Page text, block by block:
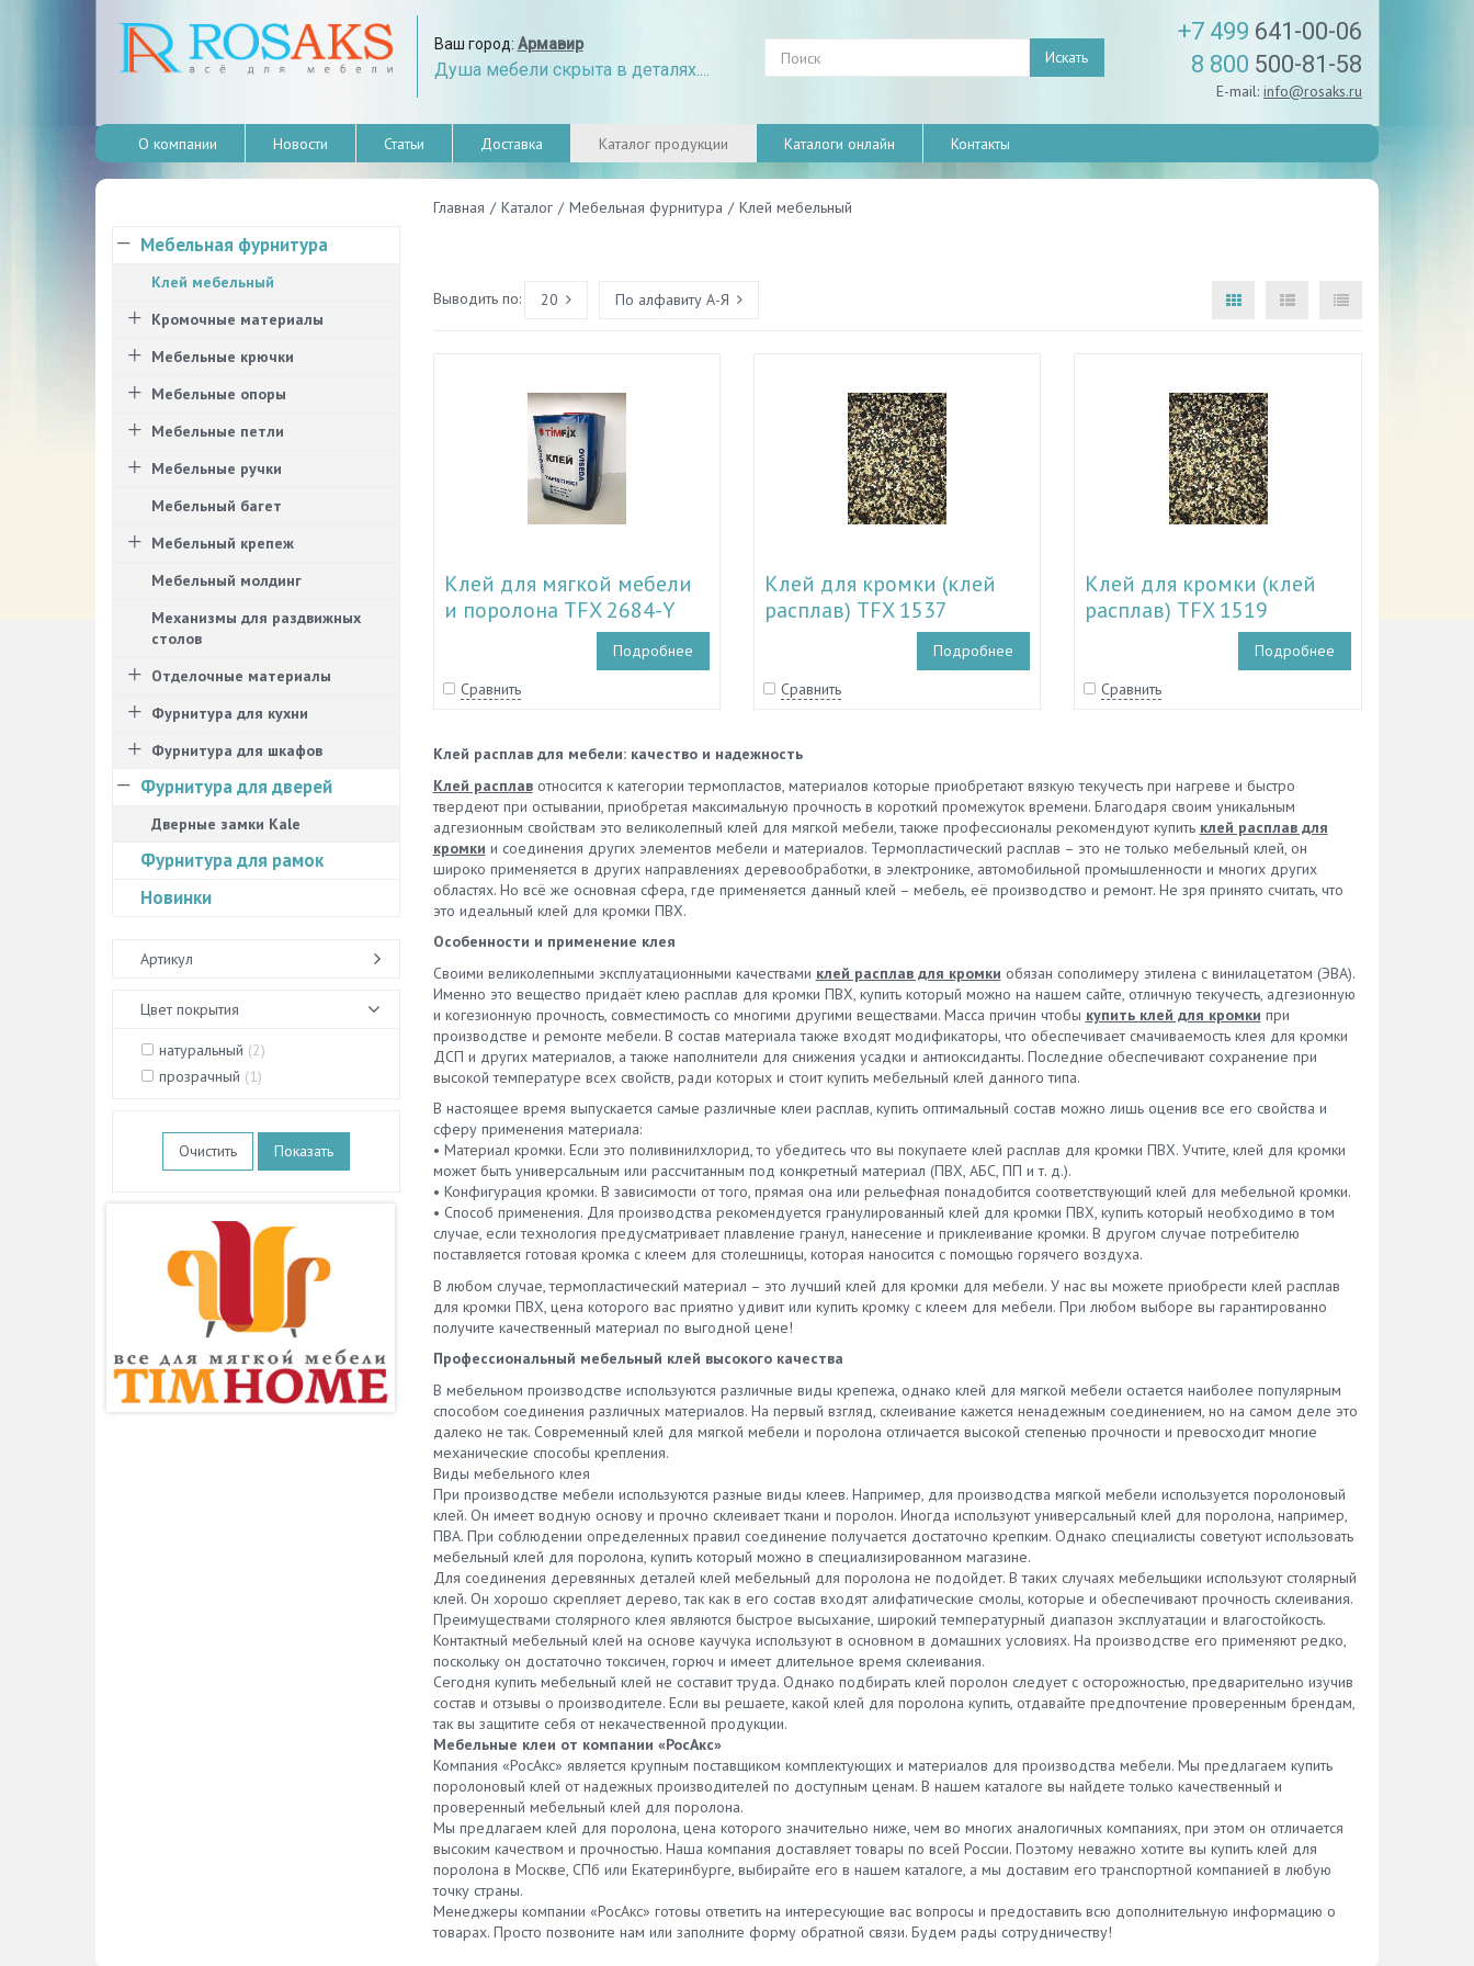
Ваш город: Армавир
Душа мебели скрыта в деталях....
Искать
+7 499 641-00-06
8 800 500-81-58
E-mail: info@rosaks.ru
О компании Новости Статьи Доставка Каталог продукции Каталоги онлайн Контакты
Главная / Каталог / Мебельная фурнитура / Клей мебельный
Выводить по: 20 По алфавиту А-Я
Клей для мягкой мебели
и поролона TFX 2684-Y
Подробнее
Сравнить
Клей для кромки (клей
расплав) TFX 1537
Подробнее
Сравнить
Клей для кромки (клей
расплав) TFX 1519
Подробнее
Сравнить
Клей расплав для мебели: качество и надежность
Клей расплавотносится к категории термопластов, материалов которые приобретают вязкую текучесть при нагреве и быстро
твердеют при остывании, приобретая максимальную прочность в короткий промежуток времени. Благодаря своим уникальным
адгезионным свойствам это великолепный клей для мягкой мебели, также профессионалы рекомендуют купить клей расплав для
кромки и соединения других элементов мебели и материалов. Термопластический расплав – это не только мебельный клей, он
широко применяется в других направлениях деревообработки, в электронике, автомобильной промышленности и многих других
областях. Но всё же основная сфера, где применяется данный клей – мебель, её производство и ремонт. Не зря принято считать, что
это идеальный клей для кромки ПВХ.
Особенности и применение клея
Своими великолепными эксплуатационными качествами клей расплав для кромки обязан сополимеру этилена с винилацетатом (ЭВА).
Именно это вещество придаёт клею расплав для кромки ПВХ, купить который можно на нашем сайте, отличную текучесть, адгезионную
и когезионную прочность, совместимость со многими другими веществами. Масса причин чтобы купить клей для кромки при
производстве и ремонте мебели. В состав материала также входят модификаторы, что обеспечивает смачиваемость клея для кромки
ДСП и других материалов, а также наполнители для снижения усадки и антиоксиданты. Последние обеспечивают сохранение при
высокой температуре всех свойств, ради которых и стоит купить мебельный клей данного типа.
В настоящее время выпускается самые различные клеи расплав, купить оптимальный состав можно лишь оценив все его свойства и
сферу применения материала:
• Материал кромки. Если это поливинилхлорид, то убедитесь что вы покупаете клей расплав для кромки ПВХ. Учтите, клей для кромки
может быть универсальным или рассчитанным под конкретный материал (ПВХ, АБС, ПП и т. д.).
• Конфигурация кромки. В зависимости от того, прямая она или рельефная понадобится соответствующий клей для мебельной кромки.
• Способ применения. Для производства рекомендуется гранулированный клей для кромки ПВХ, купить который необходимо в том
случае, если технология предусматривает плавление гранул, нанесение и приклеивание кромки. В другом случае потребителю
поставляется готовая кромка с клеем для столешницы, которая наносится с помощью горячего воздуха.
В любом случае, термопластический материал – это лучший клей для кромки для мебели. У нас вы можете приобрести клей расплав
для кромки ПВХ, цена которого вас приятно удивит или купить кромку с клеем для мебели. При любом выборе вы гарантированно
получите качественный материал по выгодной цене!
Профессиональный мебельный клей высокого качества
В мебельном производстве используются различные виды крепежа, однако клей для мягкой мебели остается наиболее популярным
способом соединения различных материалов. На первый взгляд, склеивание кажется ненадежным соединением, но на самом деле это
далеко не так. Современный клей для мягкой мебели и поролона отличается высокой степенью прочности и превосходит многие
механические способы крепления.
Виды мебельного клея
При производстве мебели используются разные виды клеев. Например, для производства мягкой мебели используется поролоновый
клей. Он имеет водную основу и прочно склеивает ткани и поролон. Иногда используют универсальный клей для поролона, например,
ПВА. При соблюдении определенных правил соединение получается достаточно крепким. Однако специалисты советуют использовать
мебельный клей для поролона, купить который можно в специализированном магазине.
Для соединения деревянных деталей клей мебельный для поролона не подойдет. В таких случаях мебельщики используют столярный
клей. Он хорошо скрепляет дерево, так как в его состав входят алифатические смолы, которые и обеспечивают прочность склеивания.
Преимуществами столярного клея являются быстрое высыхание, широкий температурный диапазон эксплуатации и влагостойкость.
Контактный мебельный клей на основе каучука используют в основном в домашних условиях. На производстве его применяют редко,
поскольку он достаточно токсичен, горюч и имеет длительное время склеивания.
Сегодня купить мебельный клей не составит труда. Однако подбирать клей поролон следует с осторожностью, предварительно изучив
состав и отзывы о производителе. Если вы решаете, какой клей для поролона купить, отдавайте предпочтение проверенным брендам,
так вы защитите себя от некачественной продукции.
Мебельные клеи от компании «РосАкс»
Компания «РосАкс» является крупным поставщиком комплектующих и материалов для производства мебели. Мы предлагаем купить
поролоновый клей от надежных производителей по доступным ценам. В нашем каталоге вы найдете только качественный и
проверенный мебельный клей для поролона.
Мы предлагаем клей для поролона, цена которого значительно ниже, чем во многих аналогичных компаниях, при этом он отличается
высоким качеством и прочностью. Наша компания доставляет товары по всей России. Поэтому неважно хотите вы купить клей для
поролона в Москве, СПб или Екатеринбурге, выбирайте его в нашем каталоге, а мы доставим его транспортной компанией в любую
точку страны.
Менеджеры компании «РосАкс» готовы ответить на интересующие вас вопросы и предоставить всю дополнительную информацию о
товарах. Просто позвоните нам или заполните форму обратной связи. Будем рады сотрудничеству!
Мебельная фурнитура
Клей мебельный
Кромочные материалы
Мебельные крючки
Мебельные опоры
Мебельные петли
Мебельные ручки
Мебельный багет
Мебельный крепеж
Мебельный молдинг
Механизмы для раздвижных
столов
Отделочные материалы
Фурнитура для кухни
Фурнитура для шкафов
Фурнитура для дверей
Дверные замки Kale
Фурнитура для рамок
Новинки
Артикул
Цвет покрытия
натуральный (2)
прозрачный (1)
Очистить